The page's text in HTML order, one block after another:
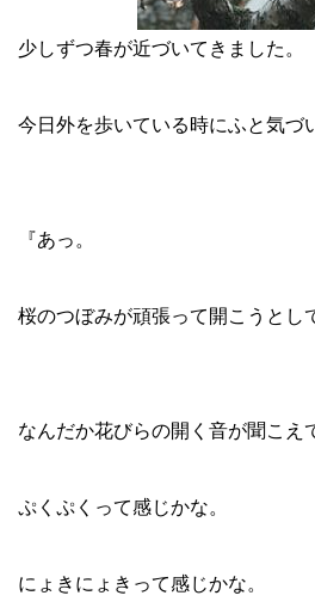
少しずつ春が近づいてきました。
今日外を歩いている時にふと気づ
『あっ。
桜のつぼみが頑張って開こうとし
なんだか花びらの開く音が聞こえ
ぷくぷくって感じかな。
にょきにょきって感じかな。